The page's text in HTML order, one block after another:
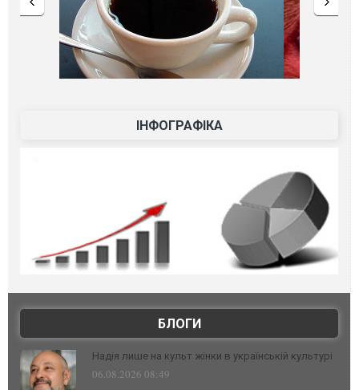
ІНФОГРАФІКА
БЛОГИ
Надія лише на культ жінки в українській культурі
06.08.2026 08:49